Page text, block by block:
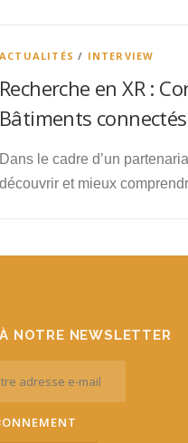
ACTUALITÉS / INTERVIEW
Recherche en XR :
Bâtiments
Dans le cadre d’un
découvrir et mieux
NOTRE NEWSLETTER